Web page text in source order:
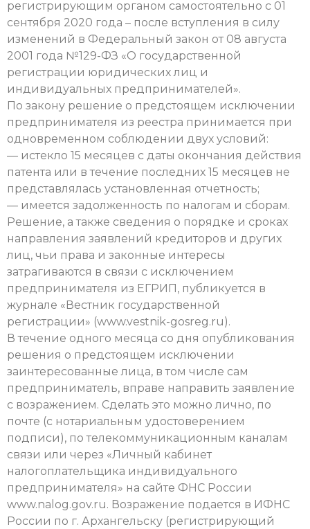
регистрирующим органом самостоятельно с 01
сентября 2020 года – после вступления в силу
изменений в Федеральный закон от 08 августа
2001 года №129-ФЗ «О государственной
регистрации юридических лиц и
индивидуальных предпринимателей».
По закону решение о предстоящем исключении
предпринимателя из реестра принимается при
одновременном соблюдении двух условий:
— истекло 15 месяцев с даты окончания действия
патента или в течение последних 15 месяцев не
представлялась установленная отчетность;
— имеется задолженность по налогам и сборам.
Решение, а также сведения о порядке и сроках
направления заявлений кредиторов и других
лиц, чьи права и законные интересы
затрагиваются в связи с исключением
предпринимателя из ЕГРИП, публикуется в
журнале «Вестник государственной
регистрации» (www.vestnik-gosreg.ru).
В течение одного месяца со дня опубликования
решения о предстоящем исключении
заинтересованные лица, в том числе сам
предприниматель, вправе направить заявление
с возражением. Сделать это можно лично, по
почте (с нотариальным удостоверением
подписи), по телекоммуникационным каналам
связи или через «Личный кабинет
налогоплательщика индивидуального
предпринимателя» на сайте ФНС России
www.nalog.gov.ru. Возражение подается в ИФНС
России по г. Архангельску (регистрирующий